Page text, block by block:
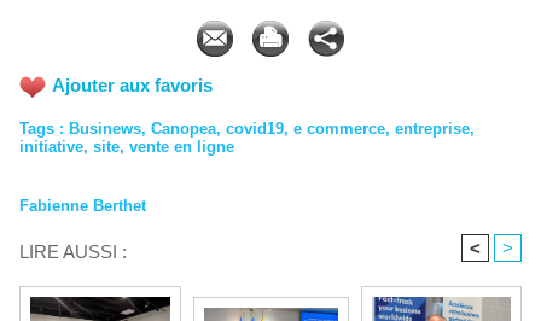
Ajouter aux favoris
Tags : Businews, Canopea, covid19, e commerce, entreprise,
initiative, site, vente en ligne
Fabienne Berthet
LIRE AUSSI : < >